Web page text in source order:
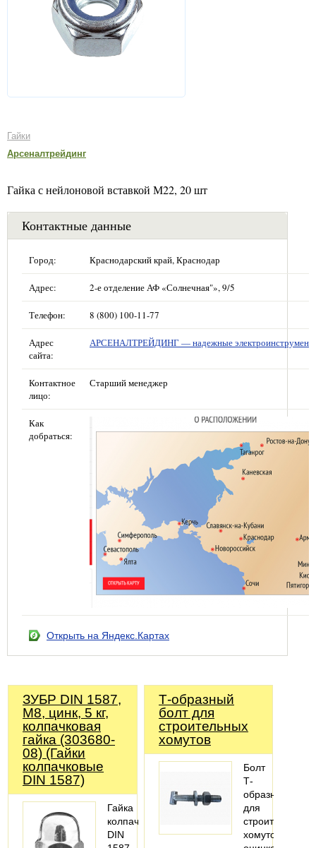
Гайки
Арсеналтрейдинг
Гайка с нейлоновой вставкой М22, 20 шт
Контактные данные
Город: Краснодарский край, Краснодар
Адрес: 2-е отделение АФ «Солнечная"», 9/5
Телефон: 8 (800) 100-11-77
Адрес
сайта:
АРСЕНАЛТРЕЙДИНГ — надежные
Контактное
лицо:
Старший менеджер
Как
добраться:
Открыть на Яндекс.Картах
ЗУБР DIN 1587,
M8, цинк, 5 кг,
колпачковая
гайка (303680-
08) (Гайки
колпачковые
DIN 1587)
Гайка
колпачковая
DIN
Т-образный
болт для
строительных
хомутов
Болт
Т-
образный
для
строительных
хомутов